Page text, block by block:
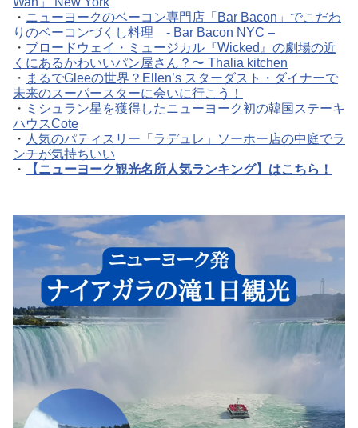
・ ニューヨークのベーコン専門店「Bar Bacon」でこだわ
りのベーコンづくし料理 - Bar Bacon NYC –
・ ブロードウェイ・ミュージカル『Wicked』の劇場の近
くにあるかわいいパン屋さん？〜 Thalia kitchen
・ まるでGleeの世界？Ellen’s スターダスト・ダイナーで
未来のスーパースターに会いに行こう！
・ ミシュラン星を獲得したニューヨーク初の韓国ステーキ
ハウスCote
・ 人気のパティスリー「ラデュレ」ソーホー店の中庭でラ
ンチが気持ちいい
・
【ニューヨーク観光名所人気ランキング】はこちら！